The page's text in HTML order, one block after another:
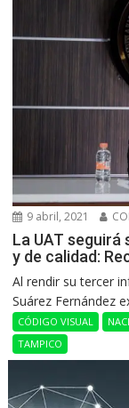
9 abril, 2021
La UAT
y de calidad:
Al rendir su tercer
Suárez Fernández
CÓDIGO VISUAL
TAMPICO